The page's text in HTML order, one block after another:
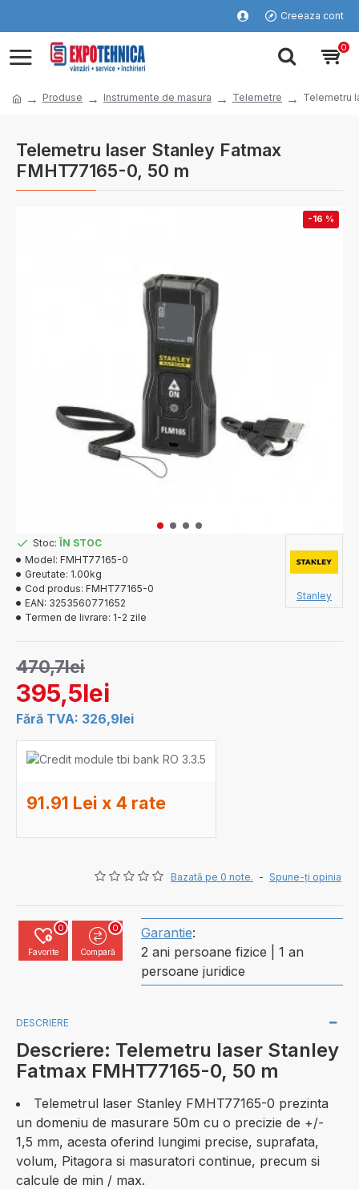
Creeaza cont
0
Produse Instrumente de masura Telemetre Telemetru
Telemetru laser Stanley Fatmax
FMHT77165-0, 50 m
-16 %
Bazată pe 0 note. - Spune-ţi opinia
395,5lei
470,7lei
Fără TVA: 326,9lei
Stoc: ÎN STOC
Model: FMHT77165-0
Greutate: 1.00kg
Cod produs: FMHT77165-0
EAN: 3253560771652
Termen de livrare: 1-2 zile
Stanley
91.91 Lei x 4 rate
Favorite
0
Compară
0 Garantie:
2 ani persoane fizice | 1 an
persoane juridice
DESCRIERE
Descriere: Telemetru laser Stanley
Fatmax FMHT77165-0, 50 m
Telemetrul laser Stanley FMHT77165-0 prezinta
un domeniu de masurare 50m cu o precizie de +/-
1,5 mm, acesta oferind lungimi precise, suprafata,
volum, Pitagora si masuratori continue, precum si
calcule de min / max.